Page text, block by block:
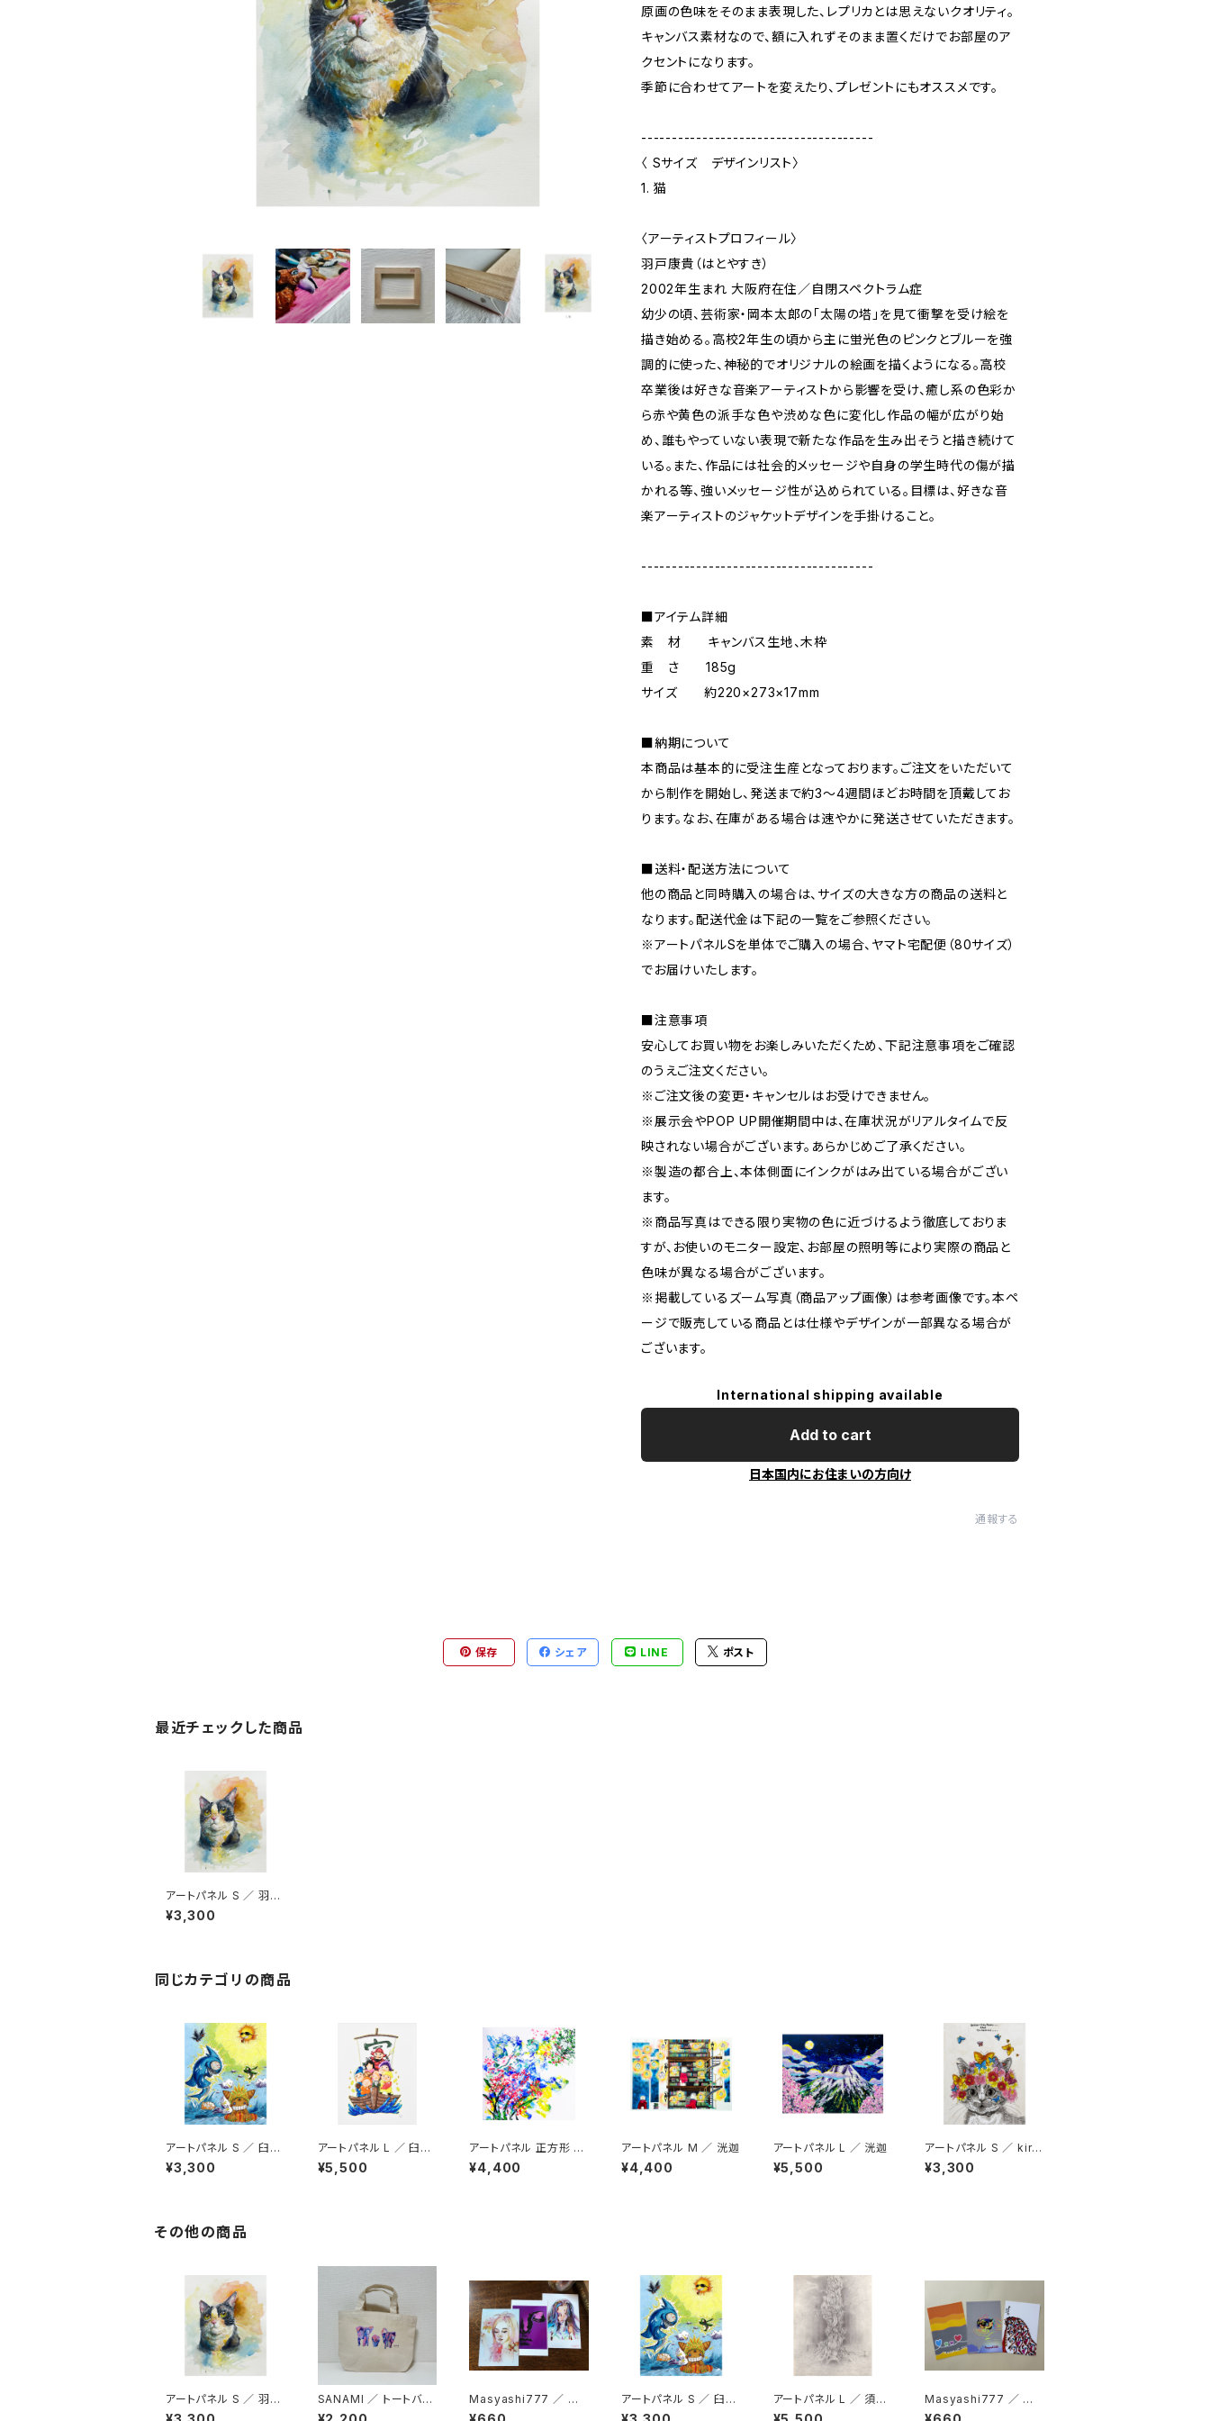
原画の色味をそのまま表現した、レプリカとは思えないクオリティ。
キャンバス素材なので、額に入れずそのまま置くだけでお部屋のア
クセントになります。
季節に合わせてアートを変えたり、プレゼントにもオススメです。
--------------------------------------
〈 Sサイズ デザインリスト〉
1. 猫
〈アーティストプロフィール〉
羽戸康貴（はとやすき）
2002年生まれ 大阪府在住／自閉スペクトラム症
幼少の頃、芸術家・岡本太郎の「太陽の塔」を見て衝撃を受け絵を
描き始める。高校2年生の頃から主に蛍光色のピンクとブルーを強
調的に使った、神秘的でオリジナルの絵画を描くようになる。高校
卒業後は好きな音楽アーティストから影響を受け、癒し系の色彩か
ら赤や黄色の派手な色や渋めな色に変化し作品の幅が広がり始
め、誰もやっていない表現で新たな作品を生み出そうと描き続けて
いる。また、作品には社会的メッセージや自身の学生時代の傷が描
かれる等、強いメッセージ性が込められている。目標は、好きな音
楽アーティストのジャケットデザインを手掛けること。
--------------------------------------
■アイテム詳細
素 材 キャンバス生地、木枠
重 さ 185g
サイズ 約220×273×17mm
■納期について
本商品は基本的に受注生産となっております。ご注文をいただいて
から制作を開始し、発送まで約3～4週間ほどお時間を頂戴してお
ります。なお、在庫がある場合は速やかに発送させていただきます。
■送料・配送方法について
他の商品と同時購入の場合は、サイズの大きな方の商品の送料と
なります。配送代金は下記の一覧をご参照ください。
※アートパネルSを単体でご購入の場合、ヤマト宅配便（80サイズ）
でお届けいたします。
■注意事項
安心してお買い物をお楽しみいただくため、下記注意事項をご確認
のうえご注文ください。
※ご注文後の変更・キャンセルはお受けできません。
※展示会やPOP UP開催期間中は、在庫状況がリアルタイムで反
映されない場合がございます。あらかじめご了承ください。
※製造の都合上、本体側面にインクがはみ出ている場合がござい
ます。
※商品写真はできる限り実物の色に近づけるよう徹底しておりま
すが、お使いのモニター設定、お部屋の照明等により実際の商品と
色味が異なる場合がございます。
※掲載しているズーム写真（商品アップ画像）は参考画像です。本ペ
ージで販売している商品とは仕様やデザインが一部異なる場合が
ございます。
International shipping available
Add to cart
日本国内にお住まいの方向け
通報する
保存 シェア LINE ポスト
最近チェックした商品
アートパネル S ／ 羽戸
康貴
¥3,300
同じカテゴリの商品
アートパネル S ／ 臼井
健司
¥3,300
アートパネル L ／ 臼井
健司
¥5,500
アートパネル 正方形 ／
洸迦
¥4,400
アートパネル M ／ 洸迦
¥4,400
アートパネル L ／ 洸迦
¥5,500
アートパネル S ／ kirik
o
¥3,300
その他の商品
アートパネル S ／ 羽戸
康貴
SANAMI ／ トートバッ
グS
Masyashi777 ／ ポ
ストカード３枚セット
アートパネル S ／ 臼井
健司
アートパネル L ／ 須川
純一
Masyashi777 ／ ポ
ストカード３枚セット